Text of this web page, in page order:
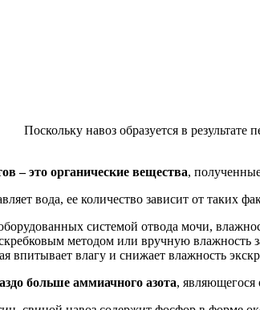
Поскольку навоз образуется в
– это органические вещества,
вода, ее количество зависит от таких
системой отвода мочи,
методом или вручную
впитывает влагу и снижает влажность
больше аммиачного азота, являющегося